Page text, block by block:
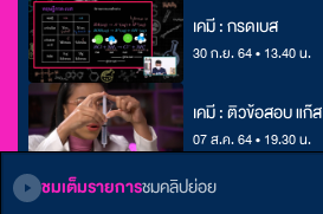
ชมเต็มรายการชมคลิปย่อย
เคมี : กรดเบส
30 ก.ย. 64 • 13.40 น.
เคมี : ติวข้อสอบ แก๊ส
07 ส.ค. 64 • 19.30 น.